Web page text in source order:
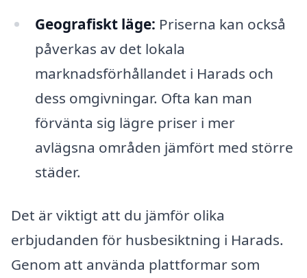
Geografiskt läge: Priserna kan också
påverkas av det lokala
marknadsförhållandet i Harads och
dess omgivningar. Ofta kan man
förvänta sig lägre priser i mer
avlägsna områden jämfört med större
städer.
Det är viktigt att du jämför olika
erbjudanden för husbesiktning i Harads.
Genom att använda plattformar som